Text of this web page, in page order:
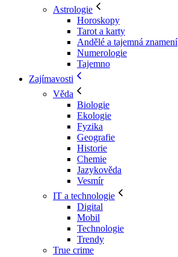
Astrologie
Horoskopy
Tarot a karty
Andělé a tajemná znamení
Numerologie
Tajemno
Zajímavosti
Věda
Biologie
Ekologie
Fyzika
Geografie
Historie
Chemie
Jazykověda
Vesmír
IT a technologie
Digital
Mobil
Technologie
Trendy
True crime